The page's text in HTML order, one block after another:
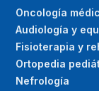
Oncología
Audiología y
Fisioterapia y
Ortopedia
Nefrología